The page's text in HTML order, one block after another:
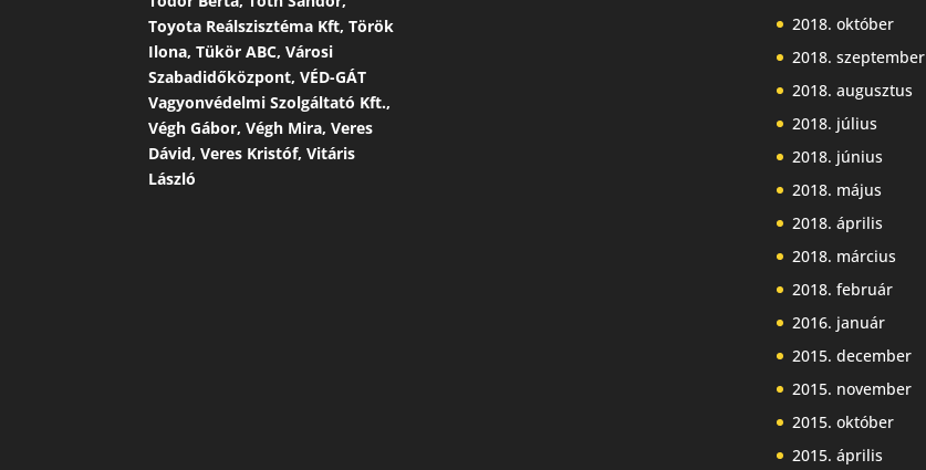
Toyota Reálszisztéma Kft, Török
Ilona, Tükör ABC, Városi
Szabadidőközpont, VÉD-GÁT
Vagyonvédelmi Szolgáltató Kft.,
Végh Gábor, Végh Mira, Veres
Dávid, Veres Kristóf, Vitáris
László
2018. október
2018. szeptember
2018. augusztus
2018. július
2018. június
2018. május
2018. április
2018. március
2018. február
2016. január
2015. december
2015. november
2015. október
2015. április